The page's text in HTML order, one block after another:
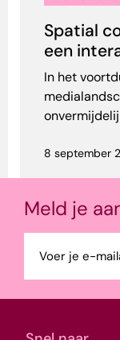
Spatial
een
In het
8 september
Meld je
mailadres
(Vereist)